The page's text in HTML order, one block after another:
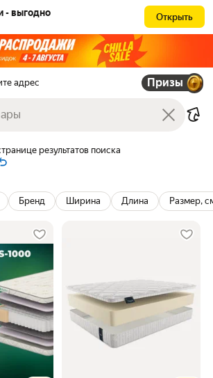
- выгодно Открыть
адрес Призы
результатов поиска
Бренд Ширина Длина Размер,